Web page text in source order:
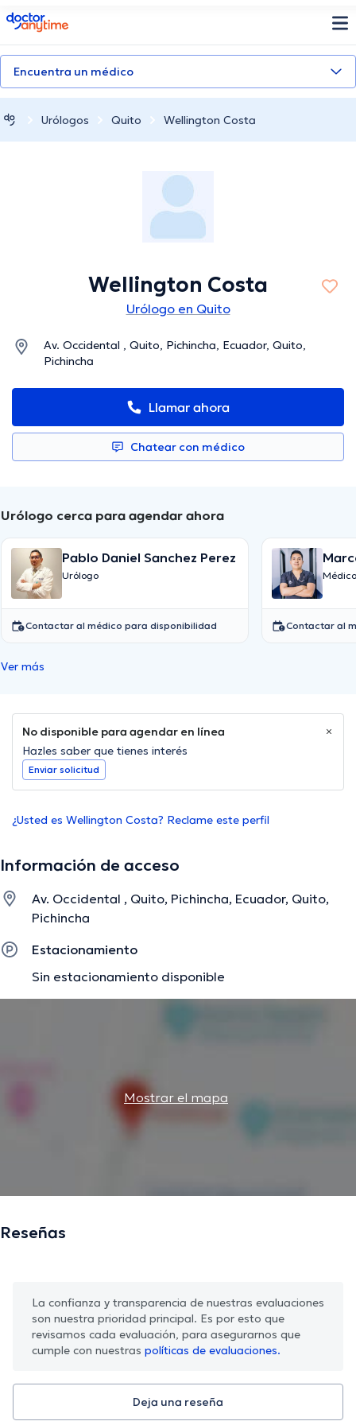
doctoranytime
Encuentra un médico
Urólogos Quito Wellington Costa
Wellington Costa
Urólogo en Quito
Av. Occidental , Quito, Pichincha, Ecuador, Quito,
Pichincha
Llamar ahora
Chatear con médico
Urólogo cerca para agendar ahora
Pablo Daniel Sanchez Perez
Urólogo
Contactar al médico para disponibilidad Contactar al
Ver más
No disponible para agendar en línea
Hazles saber que tienes interés
Enviar solicitud
¿Usted es Wellington Costa? Reclame este perfil
Información de acceso
Av. Occidental , Quito, Pichincha, Ecuador, Quito,
Pichincha
Estacionamiento
Sin estacionamiento disponible
Mostrar el mapa
Reseñas
La confianza y transparencia de nuestras evaluaciones
son nuestra prioridad principal. Es por esto que
revisamos cada evaluación, para asegurarnos que
cumple con nuestras políticas de evaluaciones.
Deja una reseña